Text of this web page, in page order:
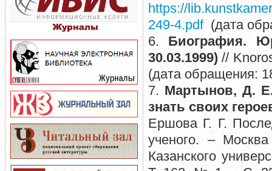
https://
249-4.pdf(дата
6. Биография.
30.03.1999) //
(дата обращения:
7. Мартынов, Д.
знать своих
Ершова Г. Г.
ученого. –
Казанского